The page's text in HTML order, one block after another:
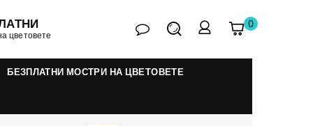
цветовете
контакт Търсене
Моята
0
БЕЗПЛАТНИ МОСТРИ НА ЦВЕТОВЕТЕ